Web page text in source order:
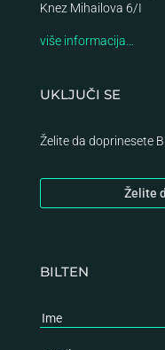
Knez Mihailova 6/I
više informacija…
UKLJUČI SE
Želite da doprinesete
Želite
BILTEN